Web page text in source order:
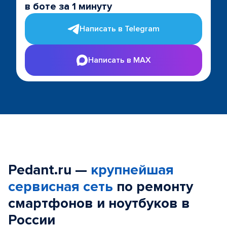
в боте за 1 минуту
Написать в Telegram
Написать в MAX
Pedant.ru — крупнейшая
сервисная сеть по ремонту
смартфонов и ноутбуков в
России